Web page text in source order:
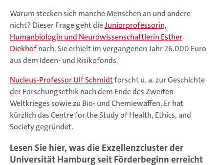
Warum stecken sich manche Menschen an und andere
nicht? Dieser Frage geht dieJuniorprofessorin,
Humanbiologin und Neurowissenschaftlerin Esther
Diekhofnach. Sie erhielt im vergangenen Jahr 26.000 Euro
aus dem Ideen- und Risikofonds.
Nucleus-Professor Ulf Schmidtforscht u. a. zur Geschichte
der Forschungsethik nach dem Ende des Zweiten
Weltkrieges sowie zu Bio- und Chemiewaffen. Er hat
kürzlich das Centre for the Study of Health, Ethics, and
Society gegründet.
Lesen Sie hier, was die Exzellenzcluster der
Universität Hamburg seit Förderbeginn erreicht